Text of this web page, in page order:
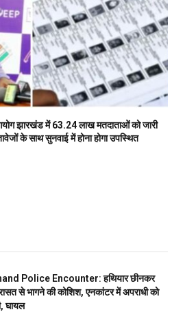
झारखंड में 63.24 लाख मतदाताओं को जारी
के साथ सुनवाई में होना होगा उपस्थित
Police Encounter: हथियार छीनकर
से भागने की कोशिश, एनकांटर में अपराधी को
घायल